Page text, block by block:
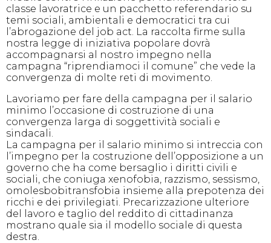
classe lavoratrice e un pacchetto referendario su
temi sociali, ambientali e democratici tra cui
l’abrogazione del job act. La raccolta firme sulla
nostra legge di iniziativa popolare dovrà
accompagnarsi al nostro impegno nella
campagna “riprendiamoci il comune” che vede la
convergenza di molte reti di movimento.
Lavoriamo per fare della campagna per il salario
minimo l’occasione di costruzione di una
convergenza larga di soggettività sociali e
sindacali.
La campagna per il salario minimo si intreccia con
l’impegno per la costruzione dell’opposizione a un
governo che ha come bersaglio i diritti civili e
sociali, che coniuga xenofobia, razzismo, sessismo,
omolesbobitransfobia insieme alla prepotenza dei
ricchi e dei privilegiati. Precarizzazione ulteriore
del lavoro e taglio del reddito di cittadinanza
mostrano quale sia il modello sociale di questa
destra.